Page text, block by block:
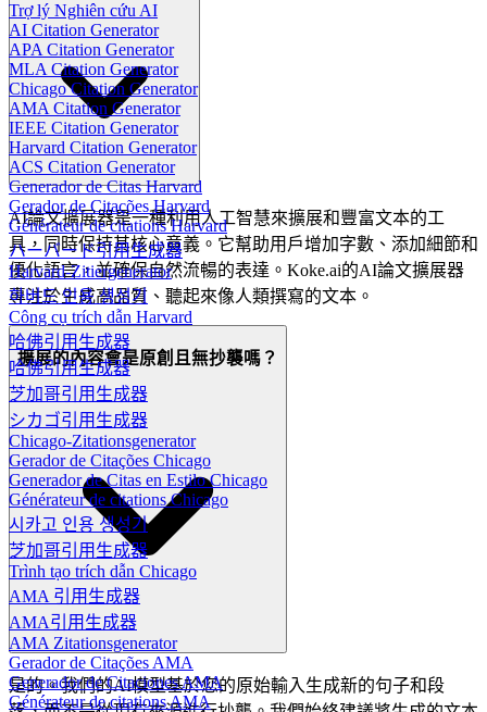
Trợ lý Nghiên cứu AI
AI Citation Generator
APA Citation Generator
MLA Citation Generator
Chicago Citation Generator
AMA Citation Generator
IEEE Citation Generator
Harvard Citation Generator
ACS Citation Generator
Generador de Citas Harvard
Gerador de Citações Harvard
Générateur de citations Harvard
ハーバード引用生成器
Harvard-Zitiergenerator
하버드 인용 생성기
Công cụ trích dẫn Harvard
哈佛引用生成器
哈佛引用生成器
芝加哥引用生成器
シカゴ引用生成器
Chicago-Zitationsgenerator
Gerador de Citações Chicago
Generador de Citas en Estilo Chicago
Générateur de citations Chicago
시카고 인용 생성기
芝加哥引用生成器
Trình tạo trích dẫn Chicago
AMA 引用生成器
AMA引用生成器
AMA Zitationsgenerator
Gerador de Citações AMA
Generador de Citaciones AMA
Générateur de citations AMA
AI論文擴展器是一種利用人工智慧來擴展和豐富文本的工
具，同時保持其核心意義。它幫助用戶增加字數、添加細節和
優化語言，並確保自然流暢的表達。Koke.ai的AI論文擴展器
專注於生成高品質、聽起來像人類撰寫的文本。
擴展的內容會是原創且無抄襲嗎？
是的。我們的AI模型基於您的原始輸入生成新的句子和段